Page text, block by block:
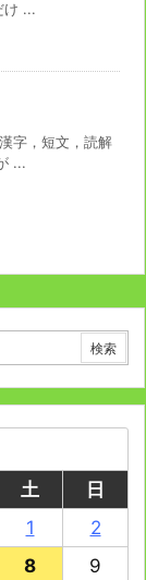
け ...
字，短文，読解
...
土
日
1
2
8
9